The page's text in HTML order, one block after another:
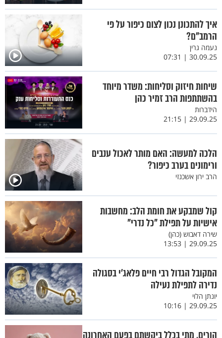
איך להתכונן נכון לצום כיפור על פי
הרמב"ם?
נעמה גרין
30.09.25 | 07:31
שיחות חיזוק וסליחות: משדר מיוחד
בהשתתפות הרב זמיר כהן
הידברות
29.09.25 | 21:15
הלכה למעשה: האם מותר לאכול ענבים
ורימונים בערב כיפור?
הרב ירון אשכנזי
קול שמבקע את חומת הלב: מחשבות
אישיות על תפילת "כל נדרי"
שירה דאבוש (כהן)
29.09.25 | 13:53
המקובל הגדול רבי חיים פלאג'י בסגולה
נדירה לתפילת נעילה
יונתן הלוי
29.09.25 | 10:16